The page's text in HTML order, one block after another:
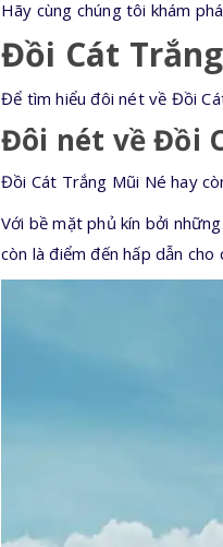
Hãy cùng chúng tôi khám
Đồi Cát
Để tìm hiểu đôi nét về Đồi
Đôi nét về Đồi
Đồi Cát Trắng Mũi Né hay
Với bề mặt phủ kín bởi
còn là điểm đến hấp dẫn